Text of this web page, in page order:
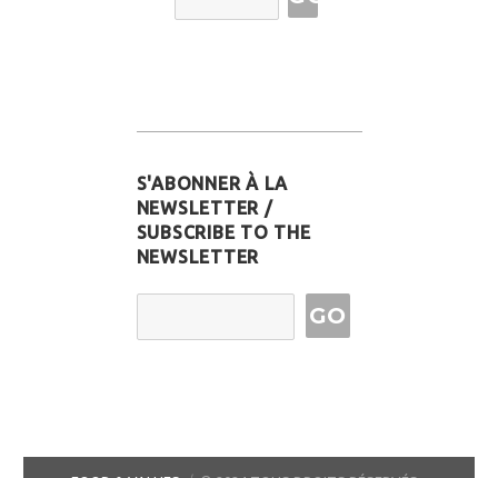
Address
S'ABONNER À LA
NEWSLETTER /
SUBSCRIBE TO THE
NEWSLETTER
Email Address